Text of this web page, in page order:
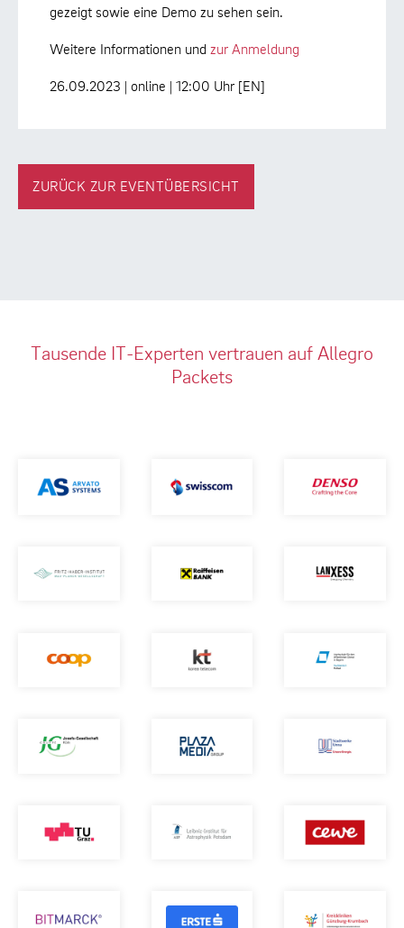
gezeigt sowie eine Demo zu sehen sein.
Weitere Informationen und zur Anmeldung
26.09.2023 | online | 12:00 Uhr [EN]
ZURÜCK ZUR EVENTÜBERSICHT
Tausende IT-Experten vertrauen auf Allegro
Packets